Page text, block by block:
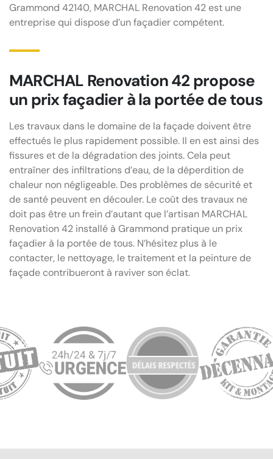
Grammond 42140, MARCHAL Renovation 42 est une
entreprise qui dispose d’un façadier compétent.
MARCHAL Renovation 42 propose
un prix façadier à la portée de tous
Les travaux dans le domaine de la façade doivent être
effectués le plus rapidement possible. Il en est ainsi des
fissures et de la dégradation des joints. Cela peut
entraîner des infiltrations d’eau, de la déperdition de
chaleur non négligeable. Des problèmes de sécurité et
de santé peuvent en découler. Le coût des travaux ne
doit pas être un frein d’autant que l’artisan MARCHAL
Renovation 42 installé à Grammond pratique un prix
façadier à la portée de tous. N’hésitez plus à le
contacter, le nettoyage, le traitement et la peinture de
façade contribueront à raviver son éclat.